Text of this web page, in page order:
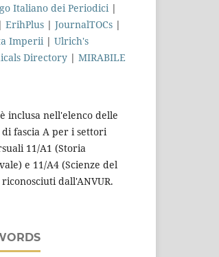
Italiano dei Periodici |
| ErihPlus | JournalTOCs |
Imperii | Ulrich's
Directory | MIRABILE
inclusa nell'elenco delle
fascia A per i settori
11/A1 (Storia
e 11/A4 (Scienze del
dall'ANVUR.